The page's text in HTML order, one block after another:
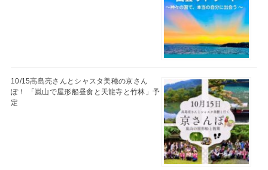
10/15高島亮さんとシャスタ美穂の京さん
ぽ！ 「嵐山で屋形船昼食と天龍寺と竹林」予
定